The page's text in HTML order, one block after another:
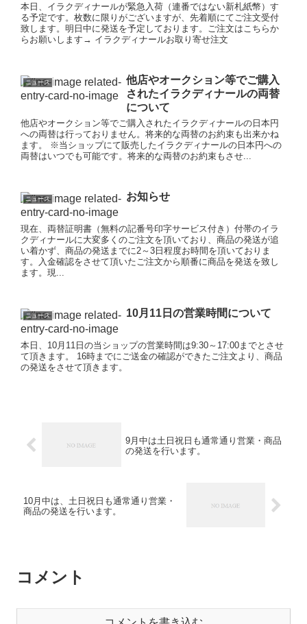
本日、イラクディナールが緊急入荷（連番ではない新札紙幣）す
る予定です。枚数に限りがございますが、先着順にてご注文受付
致します。明日中に発送を予定しております。ご注文はこちらか
らお願いします→ イラクディナールお取り寄せ注文
ニュース
他店やオークション等でご購入
されたイラクディナールの両替
について
他店やオークション等でご購入されたイラクディナールの日本円
への両替は行っておりません。将来的な両替のお約束も出来かね
ます。 ※当ショップにて販売したイラクディナールの日本円への
両替はいつでも可能です。将来的な両替のお約束もさせ...
ニュース お知らせ
現在、両替証明書（無料の記番号印字サービス付き）付帯のイラ
クディナールに大変多くのご注文を頂いており、商品の発送が追
い着かず、商品の発送までに2～3日程度お時間を頂いておりま
す。入金確認をさせて頂いたご注文から順番に商品を発送を致し
ます。現...
ニュース 10月11日の営業時間について
本日、10月11日の当ショップの営業時間は9:30～17:00までとさせ
て頂きます。 16時までにご送金の確認ができたご注文より、商品
の発送をさせて頂きます。
9月中は土日祝日も通常通り営業・商品
の発送を行います。
10月中は、土日祝日も通常通り営業・
商品の発送を行います。
コメント